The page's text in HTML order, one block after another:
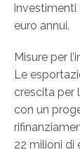
investimenti
euro annui.
Misure per
Le
crescita per
con un
22 milioni di